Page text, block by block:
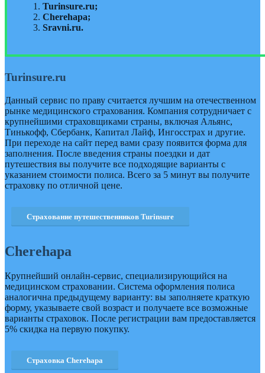
Turinsure.ru;
Cherehapa;
Sravni.ru.
Turinsure.ru
Данный сервис по праву считается лучшим на отечественном
рынке медицинского страхования. Компания сотрудничает с
крупнейшими страховщиками страны, включая Альянс,
Тинькофф, Сбербанк, Капитал Лайф, Ингосстрах и другие.
При переходе на сайт перед вами сразу появится форма для
заполнения. После введения страны поездки и дат
путешествия вы получите все подходящие варианты с
указанием стоимости полиса. Всего за 5 минут вы получите
страховку по отличной цене.
Страхование путешественников Turinsure
Cherehapa
Крупнейший онлайн-сервис, специализирующийся на
медицинском страховании. Система оформления полиса
аналогична предыдущему варианту: вы заполняете краткую
форму, указываете свой возраст и получаете все возможные
варианты страховок. После регистрации вам предоставляется
5% скидка на первую покупку.
Страховка Cherehapa